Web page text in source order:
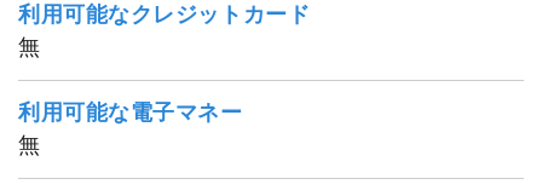
利用可能なクレジットカード
無
利用可能な電子マネー
無
1/16